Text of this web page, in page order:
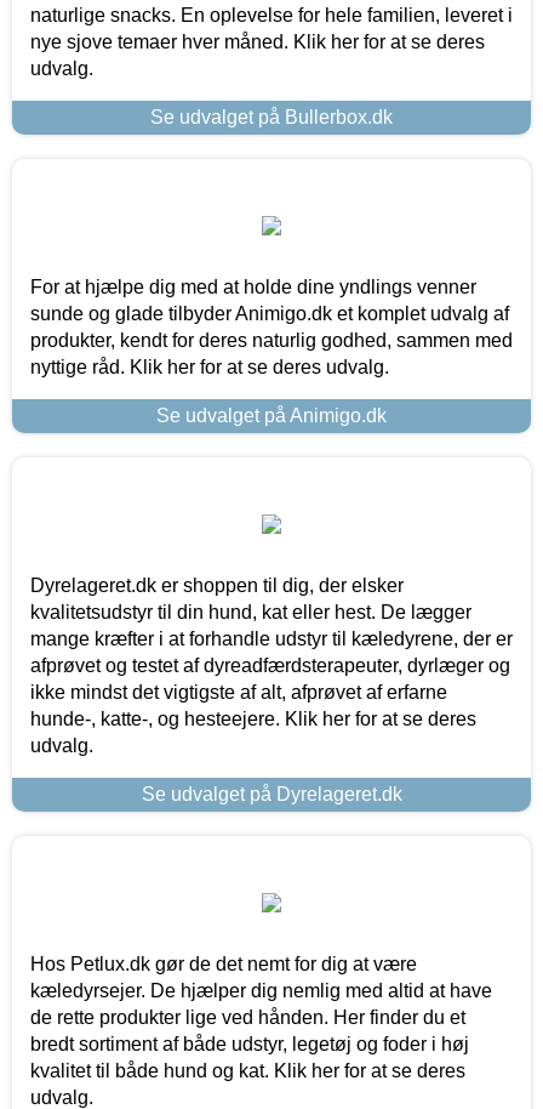
naturlige snacks. En oplevelse for hele familien, leveret i
nye sjove temaer hver måned. Klik her for at se deres
udvalg.
Se udvalget på Bullerbox.dk
For at hjælpe dig med at holde dine yndlings venner
sunde og glade tilbyder Animigo.dk et komplet udvalg af
produkter, kendt for deres naturlig godhed, sammen med
nyttige råd. Klik her for at se deres udvalg.
Se udvalget på Animigo.dk
Dyrelageret.dk er shoppen til dig, der elsker
kvalitetsudstyr til din hund, kat eller hest. De lægger
mange kræfter i at forhandle udstyr til kæledyrene, der er
afprøvet og testet af dyreadfærdsterapeuter, dyrlæger og
ikke mindst det vigtigste af alt, afprøvet af erfarne
hunde-, katte-, og hesteejere. Klik her for at se deres
udvalg.
Se udvalget på Dyrelageret.dk
Hos Petlux.dk gør de det nemt for dig at være
kæledyrsejer. De hjælper dig nemlig med altid at have
de rette produkter lige ved hånden. Her finder du et
bredt sortiment af både udstyr, legetøj og foder i høj
kvalitet til både hund og kat. Klik her for at se deres
udvalg.